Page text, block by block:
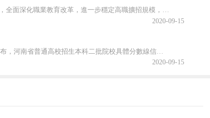
2020-09-15
2020年河南省普通高校招生本科二批院校文科和理科平行投檔分數線于8月29日公布，河南省普通高校招生本科二批院校具體分數線信息，跟隨查字典小編一起關注一下吧~2020年河南省普通高招本科二批院校平行投檔分數線2020年河南省普通高校招生本科二批院校平行投檔分數線(文科)2020年河南省普通高校招生本...
2020-09-15